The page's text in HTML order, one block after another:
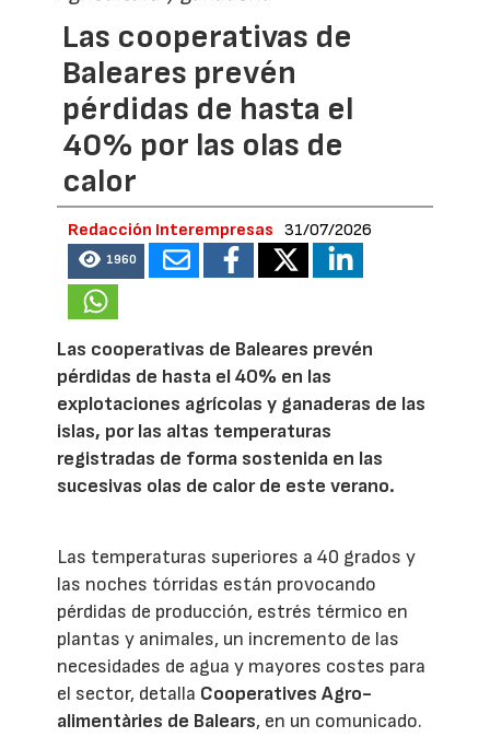
Las cooperativas de
Baleares prevén
pérdidas de hasta el
40% por las olas de
calor
Redacción Interempresas 31/07/2026
1960
Las cooperativas de Baleares prevén
pérdidas de hasta el 40% en las
explotaciones agrícolas y ganaderas de las
islas, por las altas temperaturas
registradas de forma sostenida en las
sucesivas olas de calor de este verano.
Las temperaturas superiores a 40 grados y
las noches tórridas están provocando
pérdidas de producción, estrés térmico en
plantas y animales, un incremento de las
necesidades de agua y mayores costes para
el sector, detalla Cooperatives Agro-
alimentàries de Balears, en un comunicado.